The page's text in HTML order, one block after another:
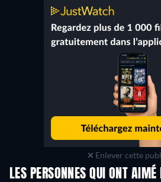
Enlever cette
LES PERSONNES QUI ONT AIMÉ